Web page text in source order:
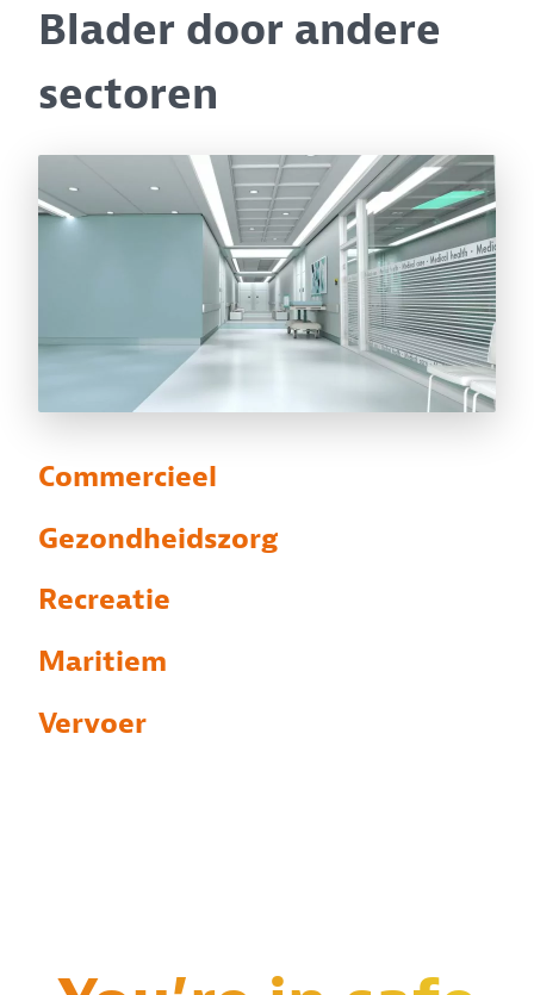
Blader door andere
sectoren
Commercieel
Gezondheidszorg
Recreatie
Maritiem
Vervoer